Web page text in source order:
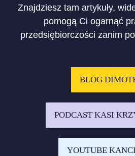
Znajdziesz tam artykuły,
pomogą Ci ogarnąć
przedsiębiorczości zanim
BLOG
PODCAST KASI
YOUTUBE